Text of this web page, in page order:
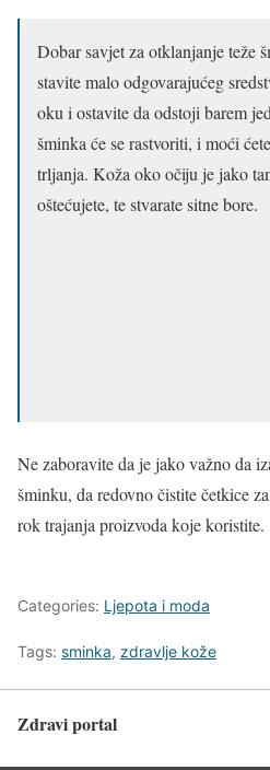
Dobar savjet za otklanjanje teže
stavite malo odgovarajućeg
oku i ostavite da odstoji barem
šminka će se rastvoriti, i moći
trljanja. Koža oko očiju je jako
oštećujete, te stvarate sitne bore.
Ne zaboravite da je jako važno da
šminku, da redovno čistite četkice
rok trajanja proizvoda koje koristite.
Categories: Ljepota i moda
Tags: sminka, zdravlje kože
Zdravi portal